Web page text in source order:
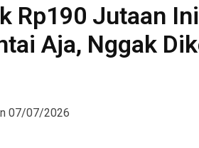
Rp190 Jutaan
Aja, Nggak
07/07/2026